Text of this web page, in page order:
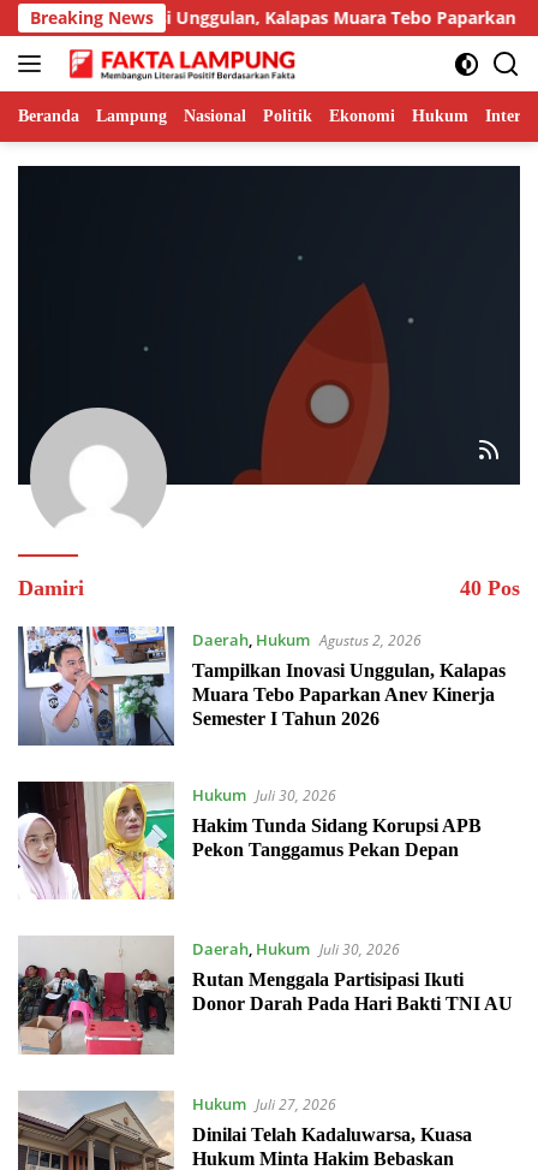
Langsung
ke
konten
Breaking News
Tampilkan Inovasi Unggulan, Kalapas Muara Tebo Paparkan
Beranda Lampung Nasional Politik Ekonomi Hukum
Damiri 40 Pos
Daerah, Hukum Agustus 2, 2026
Tampilkan Inovasi Unggulan, Kalapas
Muara Tebo Paparkan Anev Kinerja
Semester I Tahun 2026
Hukum Juli 30, 2026
Hakim Tunda Sidang Korupsi APB
Pekon Tanggamus Pekan Depan
Daerah, Hukum Juli 30, 2026
Rutan Menggala Partisipasi Ikuti
Donor Darah Pada Hari Bakti TNI AU
Hukum Juli 27, 2026
Dinilai Telah Kadaluwarsa, Kuasa
Hukum Minta Hakim Bebaskan